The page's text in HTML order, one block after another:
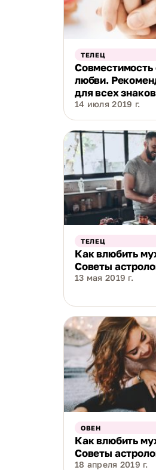
ТЕЛЕЦ
Совместимость
любви.
для всех
14 июля 2019 г.
ТЕЛЕЦ
Как влюбить
Советы
13 мая 2019 г.
ОВЕН
Как влюбить
Советы
18 апреля 2019 г.